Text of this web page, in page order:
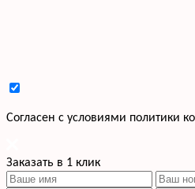
Cогласен с условиями политики
Заказать в 1 клик